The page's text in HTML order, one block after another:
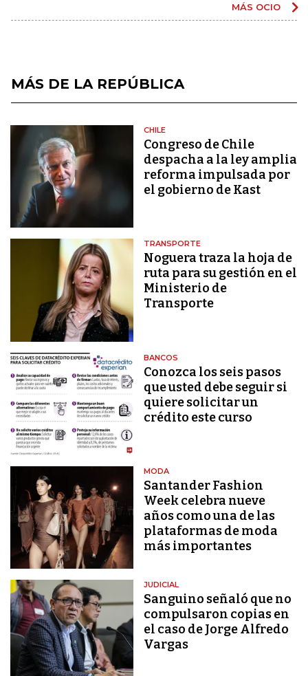
MÁS OCIO
MÁS DE LA REPÚBLICA
CHILE
Congreso de Chile
despacha a la ley amplia
reforma impulsada por
el gobierno de Kast
TRANSPORTE
Noguera traza la hoja de
ruta para su gestión en el
Ministerio de
Transporte
BANCOS
Conozca los seis pasos
que usted debe seguir si
quiere solicitar un
crédito este curso
MODA
Santander Fashion
Week celebra nueve
años como una de las
plataformas de moda
más importantes
JUDICIAL
Sanguino señaló que no
compulsaron copias en
el caso de Jorge Alfredo
Vargas